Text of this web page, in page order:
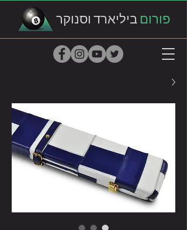
פורום ביליארד וסנוקר